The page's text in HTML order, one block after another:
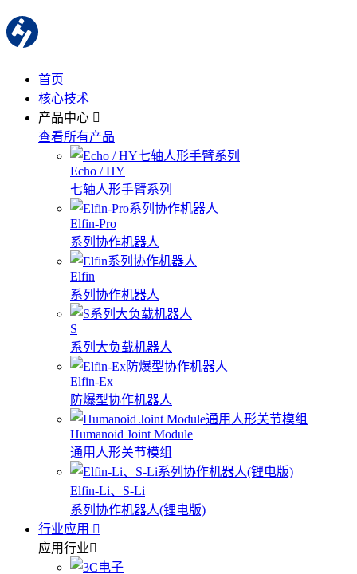
首页
核心技术
产品中心
查看所有产品
Echo / HY
七轴人形手臂系列
Elfin-Pro
系列协作机器人
Elfin
系列协作机器人
S
系列大负载机器人
Elfin-Ex
防爆型协作机器人
Humanoid Joint Module
通用人形关节模组
Elfin-Li、S-Li
系列协作机器人(锂电版)
行业应用
应用行业